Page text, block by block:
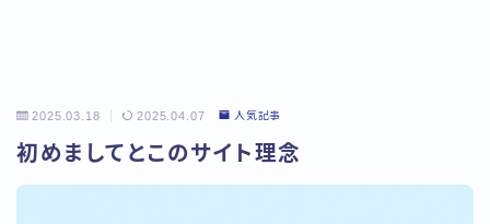
2025.03.18 2025.04.07 人気記事
初めましてとこのサイト理念